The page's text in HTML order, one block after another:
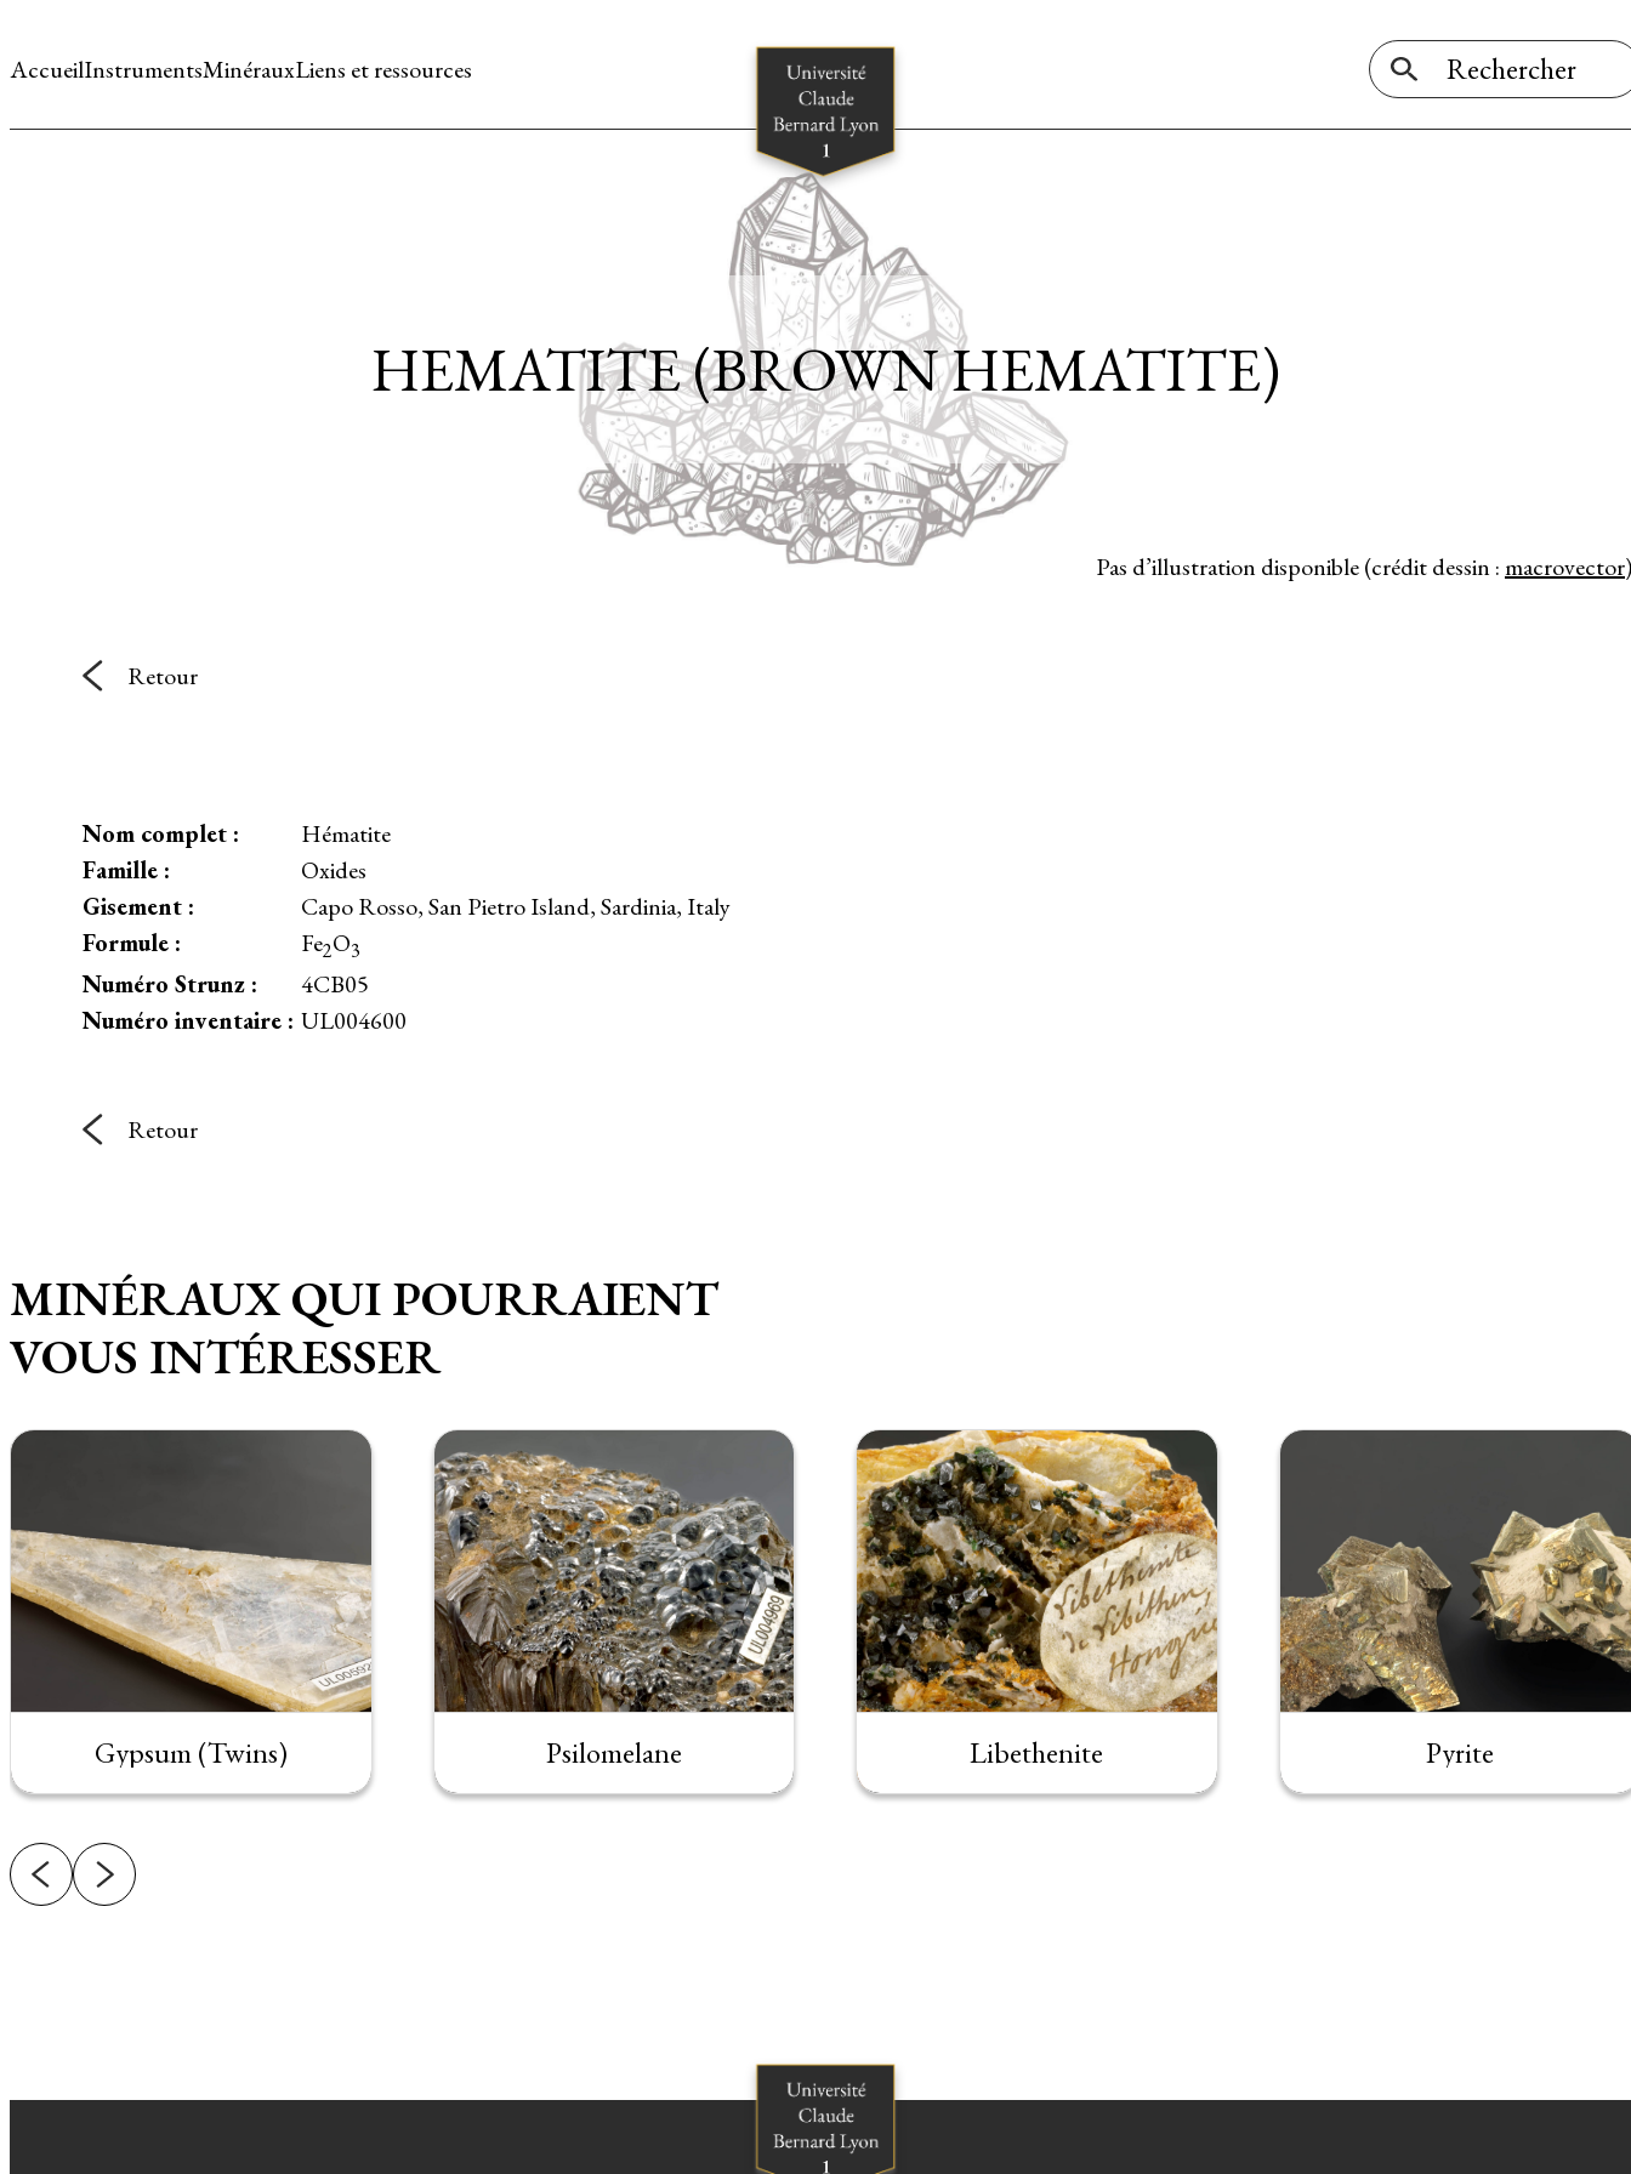
AccueilInstrumentsMinérauxLiens et ressources
Pas d’illustration disponible (crédit dessin :macrovector)
HEMATITE (BROWN HEMATITE)
Retour
Nom complet :
Hématite
Famille :
Oxides
Gisement :
Capo Rosso, San Pietro Island, Sardinia, Italy
Formule :
Fe2O3
Numéro Strunz :
4CB05
Numéro inventaire : UL004600
Retour
MINÉRAUX QUI POURRAIENT
VOUS INTÉRESSER
Gypsum (Twins) Psilomelane Libethenite Pyrite